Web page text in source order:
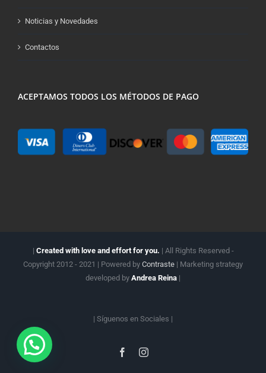
Noticias y Novedades
Contactos
ACEPTAMOS TODOS LOS MÉTODOS DE PAGO
| Created with love and effort for you. | All Rights Reserved -
Copyright 2012 - 2021 | Powered by Contraste | Marketing strategy
developed by Andrea Reina |
| Síguenos en Sociales |
FacebookInstagram